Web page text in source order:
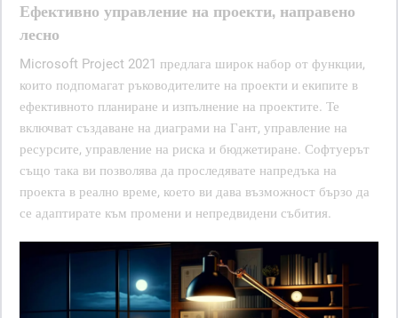
Ефективно управление на проекти, направено
лесно
Microsoft Project 2021 предлага широк набор от функции,
които подпомагат ръководителите на проекти и екипите в
ефективното планиране и изпълнение на проектите. Те
включват създаване на диаграми на Гант, управление на
ресурсите, управление на риска и бюджетиране. Софтуерът
също така ви позволява да проследявате напредъка на
проекта в реално време, което ви дава възможност бързо да
се адаптирате към промени и непредвидени събития.